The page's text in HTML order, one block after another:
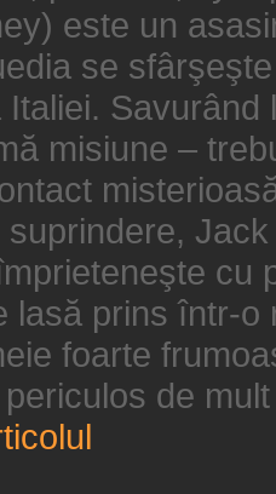
este un
se
misiune –
cu
lasă prins într-
foarte
de